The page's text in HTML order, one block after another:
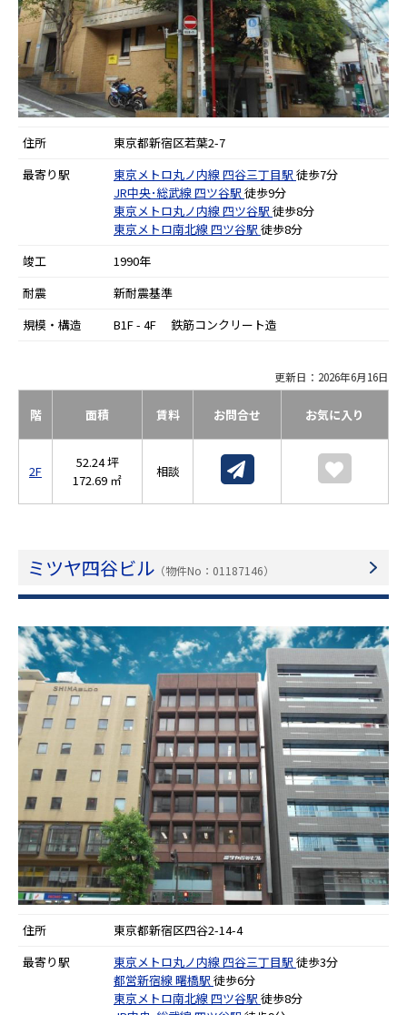
住所
東京都新宿区若葉2-7
最寄り駅
東京メトロ丸ノ内線四谷三丁目駅 徒歩7分
JR中央･総武線四ツ谷駅 徒歩9分
東京メトロ丸ノ内線四ツ谷駅 徒歩8分
東京メトロ南北線四ツ谷駅 徒歩8分
竣工
1990年
耐震
新耐震基準
規模・構造
B1F - 4F 鉄筋コンクリート造
更新日：2026年6月16日
階 面積 賃料 お問合せ お気に入り
2F
52.24 坪
172.69 ㎡
相談
ミツヤ四谷ビル （物件No：01187146）
住所
東京都新宿区四谷2-14-4
最寄り駅
東京メトロ丸ノ内線四谷三丁目駅 徒歩3分
都営新宿線曙橋駅 徒歩6分
東京メトロ南北線四ツ谷駅 徒歩8分